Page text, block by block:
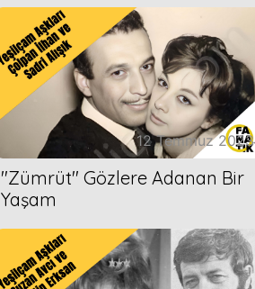
ÖNERİMİZ
12 Temmuz 2023
''Zümrüt'' Gözlere Adanan Bir
Yaşam